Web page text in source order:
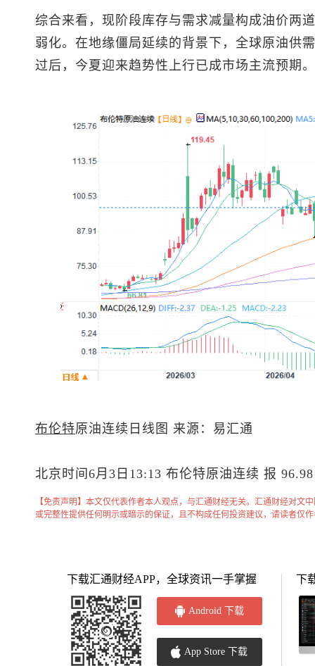
综合来看，现阶段库存与需求减量构成油价两
弱化。在地缘僵局延续的背景下，全球原油供
过后，今夏迎来趋势性上行已成市场主流预期。
布伦特原油连续日线图 来源：易汇通
北京时间6月3日13:13 布伦特原油连续 报
【免责声明】本文仅代表作者本人观点，与汇通财经无关。汇通财经对文
或完整性提供任何明示或暗示的保证，且不构成任何投资建议，请读者仅
下载汇通财经APP，全球资讯一手掌握
Android 下载
App Store 下载
下